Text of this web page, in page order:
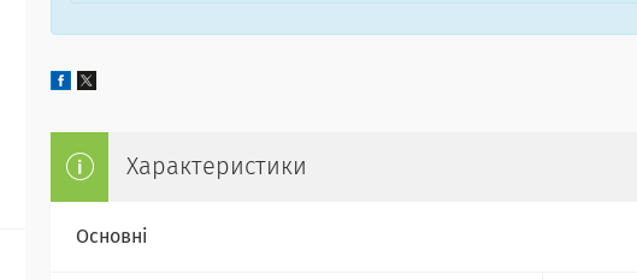
Характеристики
Основні